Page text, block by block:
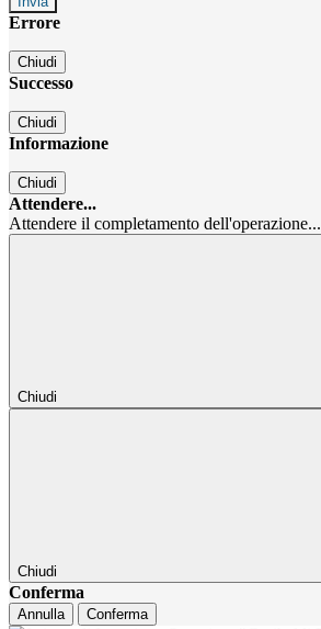
Errore
Chiudi
Successo
Chiudi
Informazione
Chiudi
Attendere...
Attendere il completamento dell'operazione...
Chiudi
Chiudi
Conferma
Annulla Conferma